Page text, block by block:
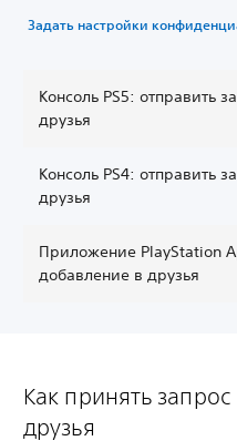
Задать настройки
Консоль PS5: отправить
друзья
Консоль PS4: отправить
друзья
Приложение PlayStation
добавление в друзья
Как принять
друзья